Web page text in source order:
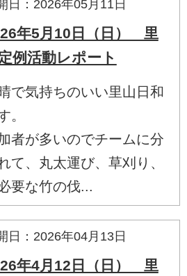
日：2026年05月11日
年5月10日（日） 里
例活動レポート
で気持ちのいい里山日和
。
者が多いのでチームに分
て、丸太運び、草刈り、
要な竹の伐...
日：2026年04月13日
年4月12日（日） 里